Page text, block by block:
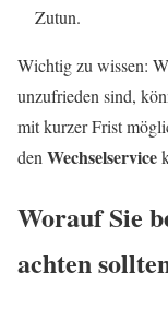
Zutun.
Wichtig zu wissen:
unzufrieden sind,
mit kurzer Frist
den Wechselservice
Worauf Sie
achten